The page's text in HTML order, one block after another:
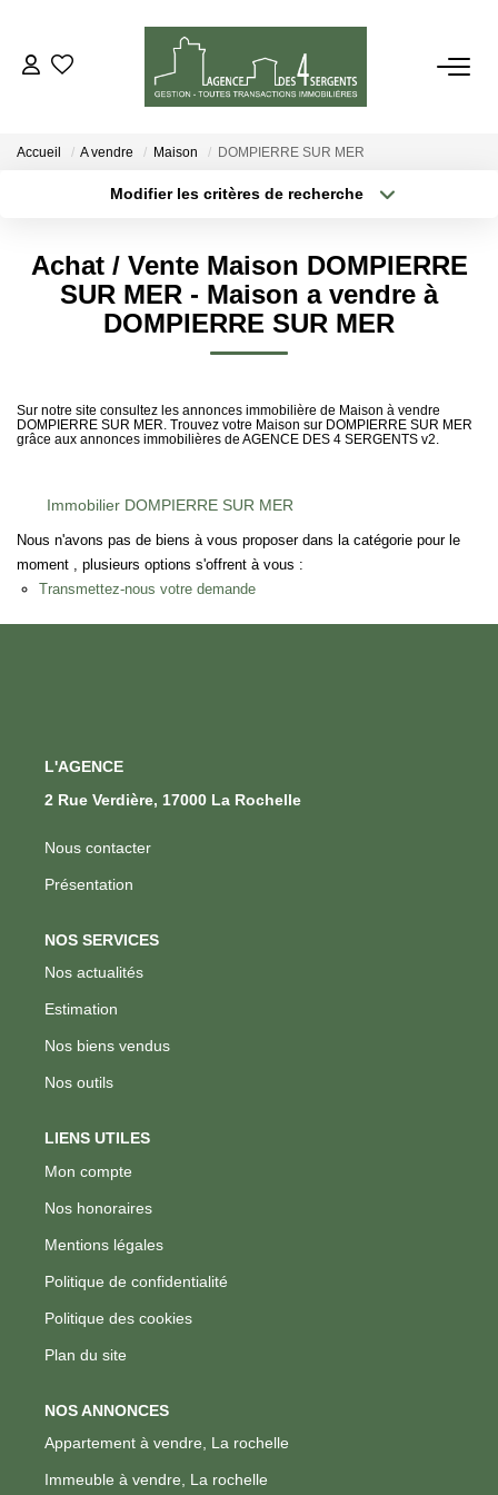
VENTES
GESTION
CONTACT
Accueil A vendre Maison DOMPIERRE SUR MER
Modifier les critères de recherche
Sélectionnez...
Type de bien
Achat / Vente Maison DOMPIERRE
SUR MER - Maison a vendre à
DOMPIERRE SUR MER
Sur notre site consultez les annonces immobilière de Maison à vendre
DOMPIERRE SUR MER. Trouvez votre Maison sur DOMPIERRE SUR MER
grâce aux annonces immobilières de AGENCE DES 4 SERGENTS v2.
Immobilier DOMPIERRE SUR MER
Nous n'avons pas de biens à vous proposer dans la catégorie pour le
moment , plusieurs options s'offrent à vous :
Transmettez-nous votre demande
L'AGENCE
2 Rue Verdière, 17000 La Rochelle
Nous contacter
Présentation
NOS SERVICES
Nos actualités
Estimation
Nos biens vendus
Nos outils
LIENS UTILES
Mon compte
Nos honoraires
Mentions légales
Politique de confidentialité
Politique des cookies
Plan du site
NOS ANNONCES
Appartement à vendre, La rochelle
Immeuble à vendre, La rochelle